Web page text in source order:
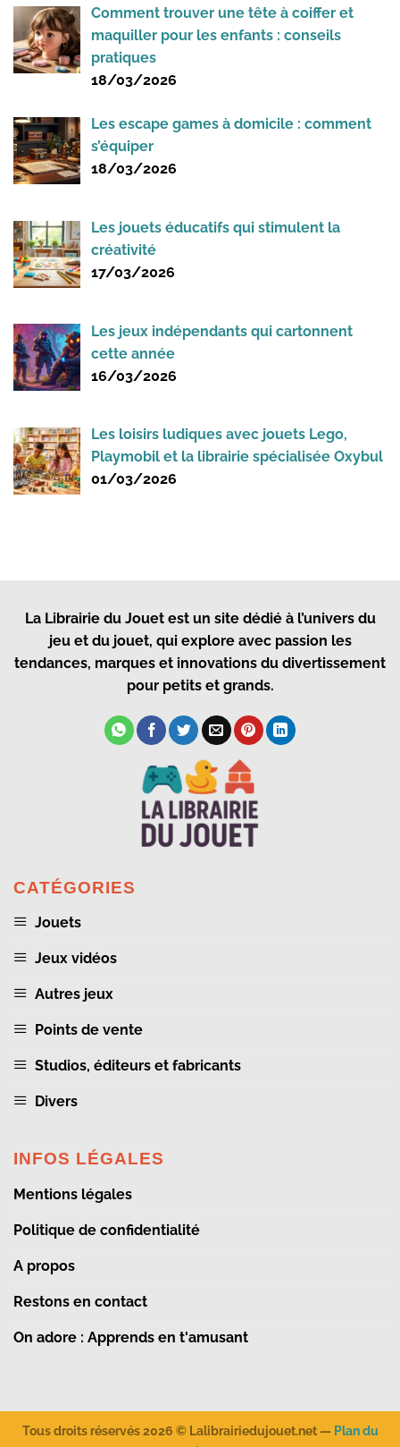
Comment trouver une tête à coiffer et
maquiller pour les enfants : conseils
pratiques
18/03/2026
Les escape games à domicile : comment
s’équiper
18/03/2026
Les jouets éducatifs qui stimulent la
créativité
17/03/2026
Les jeux indépendants qui cartonnent
cette année
16/03/2026
Les loisirs ludiques avec jouets Lego,
Playmobil et la librairie spécialisée Oxybul
01/03/2026
La Librairie du Jouetest un site dédié à l’univers du
jeu et du jouet, qui explore avec passion les
tendances, marques et innovations du divertissement
pour petits et grands.
CATÉGORIES
Jouets
Jeux vidéos
Autres jeux
Points de vente
Studios, éditeurs et fabricants
Divers
INFOS LÉGALES
Mentions légales
Politique de confidentialité
A propos
Restons en contact
On adore : Apprends en t'amusant
Tous droits réservés 2026 © Lalibrairiedujouet.net— Plan du